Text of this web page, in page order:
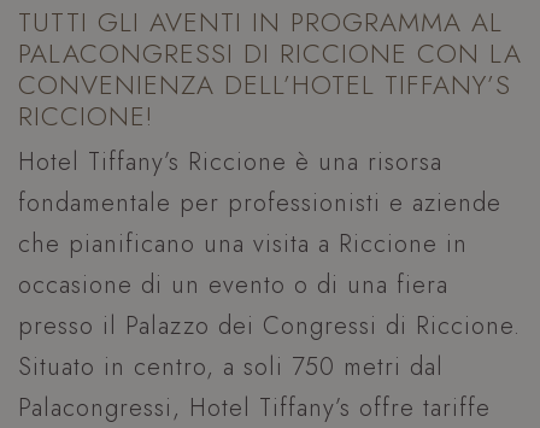
TUTTI GLI AVENTI IN PROGRAMMA AL
PALACONGRESSI DI RICCIONE CON LA
CONVENIENZA DELL’HOTEL TIFFANY’S
RICCIONE!
Hotel Tiffany’s Riccione è una risorsa
fondamentale per professionisti e aziende
che pianificano una visita a Riccione in
occasione di un evento o di una fiera
presso il Palazzo dei Congressi di Riccione.
Situato in centro, a soli 750 metri dal
Palacongressi, Hotel Tiffany’s offre tariffe